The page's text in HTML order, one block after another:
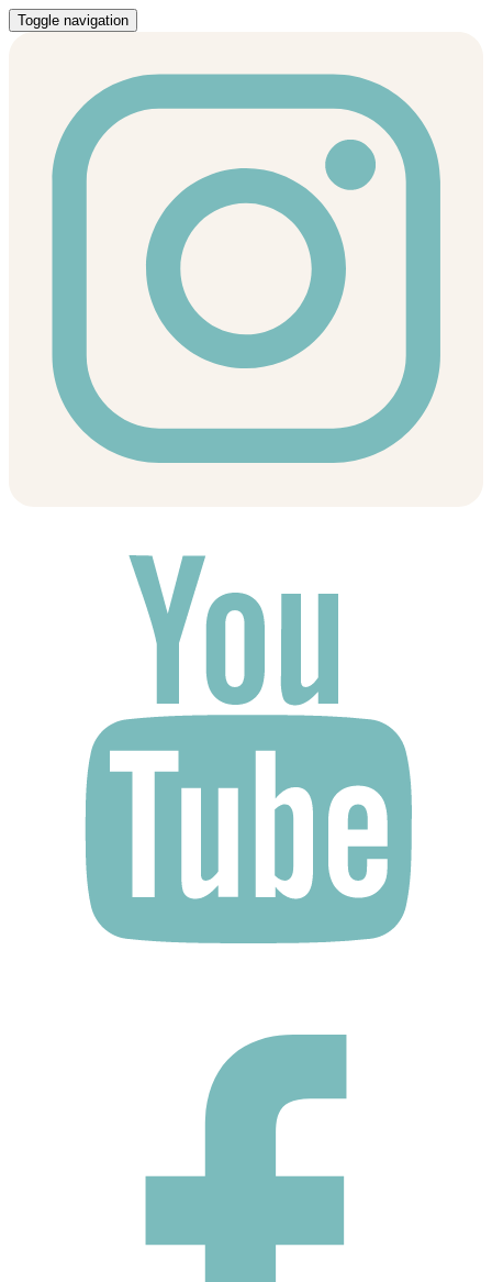
Toggle navigation